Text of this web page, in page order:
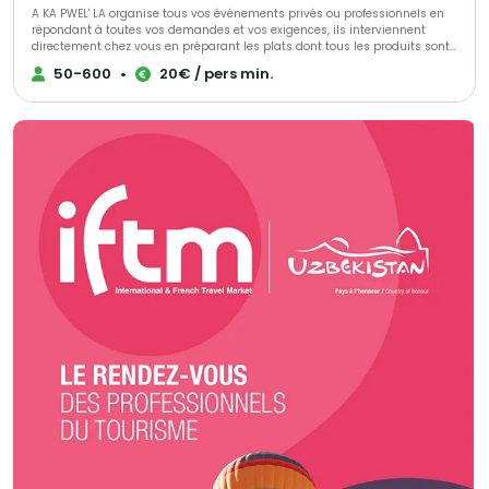
A KA PWEL' LA organise tous vos événements privés ou professionnels en
répondant à toutes vos demandes et vos exigences, ils interviennent
directement chez vous en préparant les plats dont tous les produits sont
frais et antillais. Tout est personnalisable et ajustable selon vos envies.
50-600 • 20€ / pers min.